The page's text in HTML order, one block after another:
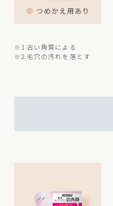
※1 古い角質による
※2 毛穴の汚れを落とす